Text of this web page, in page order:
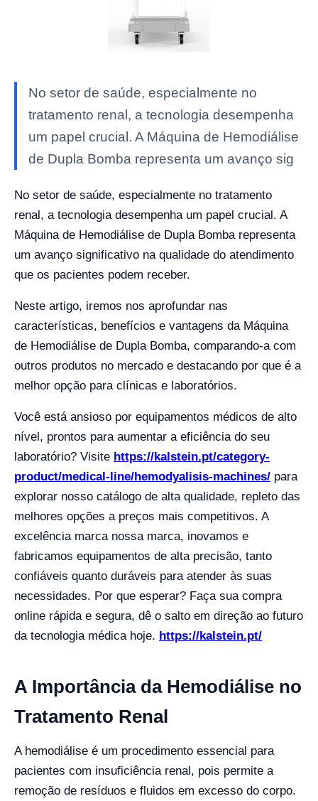
No setor de saúde, especialmente no
tratamento renal, a tecnologia desempenha
um papel crucial. A Máquina de Hemodiálise
de Dupla Bomba representa um avanço sig
No setor de saúde, especialmente no tratamento
renal, a tecnologia desempenha um papel crucial. A
Máquina de Hemodiálise de Dupla Bomba representa
um avanço significativo na qualidade do atendimento
que os pacientes podem receber.
Neste artigo, iremos nos aprofundar nas
características, benefícios e vantagens da Máquina
de Hemodiálise de Dupla Bomba, comparando-a com
outros produtos no mercado e destacando por que é a
melhor opção para clínicas e laboratórios.
Você está ansioso por equipamentos médicos de alto
nível, prontos para aumentar a eficiência do seu
laboratório? Visite https://kalstein.pt/category-
product/medical-line/hemodyalisis-machines/ para
explorar nosso catálogo de alta qualidade, repleto das
melhores opções a preços mais competitivos. A
excelência marca nossa marca, inovamos e
fabricamos equipamentos de alta precisão, tanto
confiáveis quanto duráveis para atender às suas
necessidades. Por que esperar? Faça sua compra
online rápida e segura, dê o salto em direção ao futuro
da tecnologia médica hoje. https://kalstein.pt/
A Importância da Hemodiálise no
Tratamento Renal
A hemodiálise é um procedimento essencial para
pacientes com insuficiência renal, pois permite a
remoção de resíduos e fluidos em excesso do corpo.